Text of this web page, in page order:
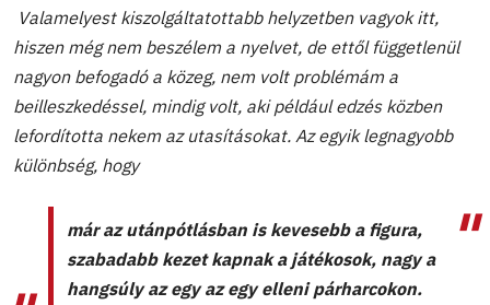
Valamelyest kiszolgáltatottabb helyzetben vagyok itt,
hiszen még nem beszélem a nyelvet, de ettől függetlenül
nagyon befogadó a közeg, nem volt problémám a
beilleszkedéssel, mindig volt, aki például edzés közben
lefordította nekem az utasításokat. Az egyik legnagyobb
különbség, hogy
már az utánpótlásban is kevesebb a figura,
szabadabb kezet kapnak a játékosok, nagy a
hangsúly az egy az egy elleni párharcokon.